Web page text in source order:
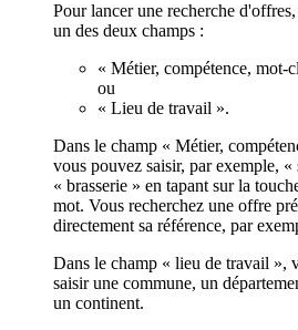
Pour lancer une recherche
un des deux champs :
« Métier, compétence, mot-
ou
« Lieu de travail ».
Dans le champ « Métier,
vous pouvez saisir, par exemple,
« brasserie » en tapant sur la
mot. Vous recherchez une offre
directement sa référence, par
Dans le champ « lieu de travail »,
saisir une commune, un
un continent.